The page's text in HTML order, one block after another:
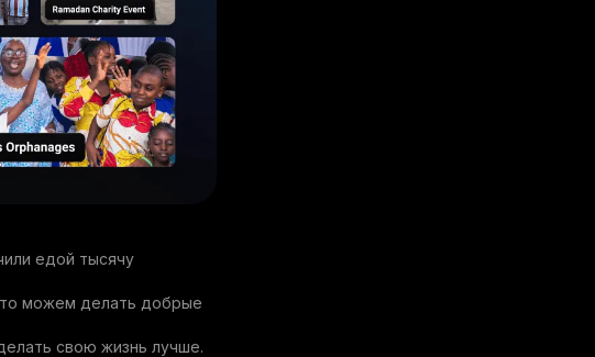
едой тысячу
можем делать добрые
свою жизнь лучше.